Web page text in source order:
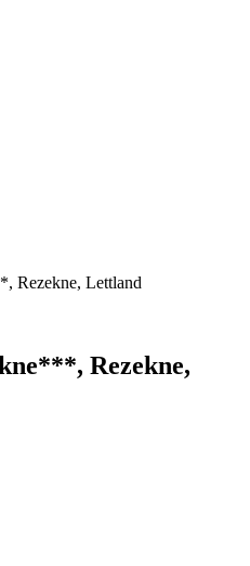
Rezekne, Lettland
Rezekne,